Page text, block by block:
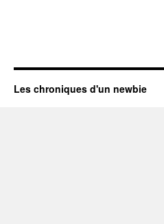
Les chroniques d'un newbie